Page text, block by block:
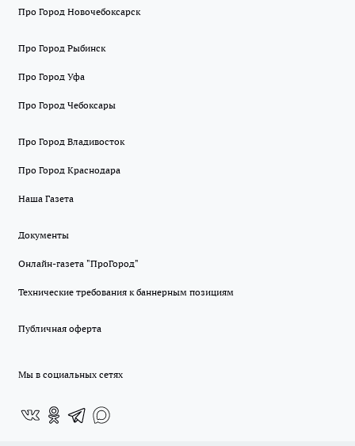
Про Город Новочебоксарск
Про Город Рыбинск
Про Город Уфа
Про Город Чебоксары
Про Город Владивосток
Про Город Краснодара
Наша Газета
Документы
Онлайн-газета "ПроГород"
Технические требования к баннерным позициям
Публичная оферта
Мы в социальных сетях